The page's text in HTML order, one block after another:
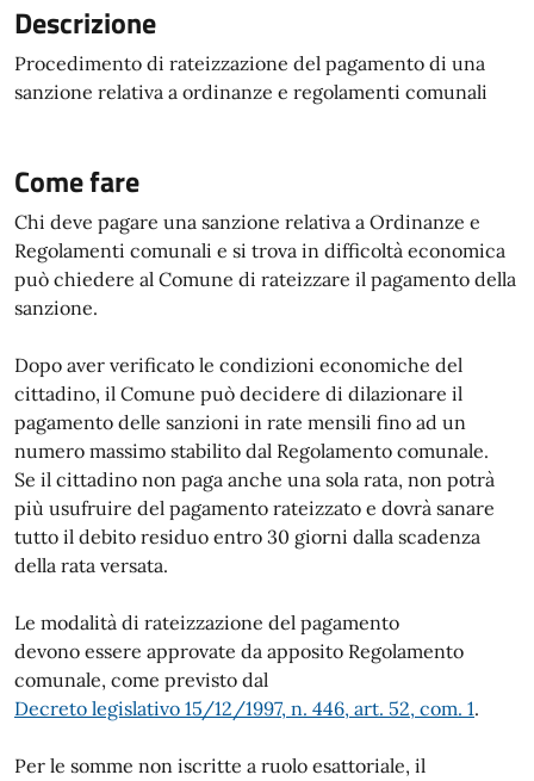
Descrizione
Procedimento di rateizzazione del pagamento di una
sanzione relativa a ordinanze e regolamenti comunali
Come fare
Chi deve pagare una sanzione relativa a Ordinanze e
Regolamenti comunali e si trova in difficoltà economica
può chiedere al Comune di rateizzare il pagamento della
sanzione.
Dopo aver verificato le condizioni economiche del
cittadino, il Comune può decidere di dilazionare il
pagamento delle sanzioni in rate mensili fino ad un
numero massimo stabilito dal Regolamento comunale.
Se il cittadino non paga anche una sola rata, non potrà
più usufruire del pagamento rateizzato e dovrà sanare
tutto il debito residuo entro 30 giorni dalla scadenza
della rata versata.
Le modalità di rateizzazione del pagamento
devono essere approvate da apposito Regolamento
comunale, come previsto dal
Decreto legislativo 15/12/1997, n. 446, art. 52, com. 1.
Per le somme non iscritte a ruolo esattoriale, il